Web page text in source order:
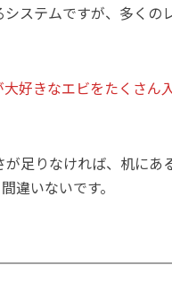
ステムですが、多く
大好きなエビをたくさん
が足りなければ、机にあ
違いないです。